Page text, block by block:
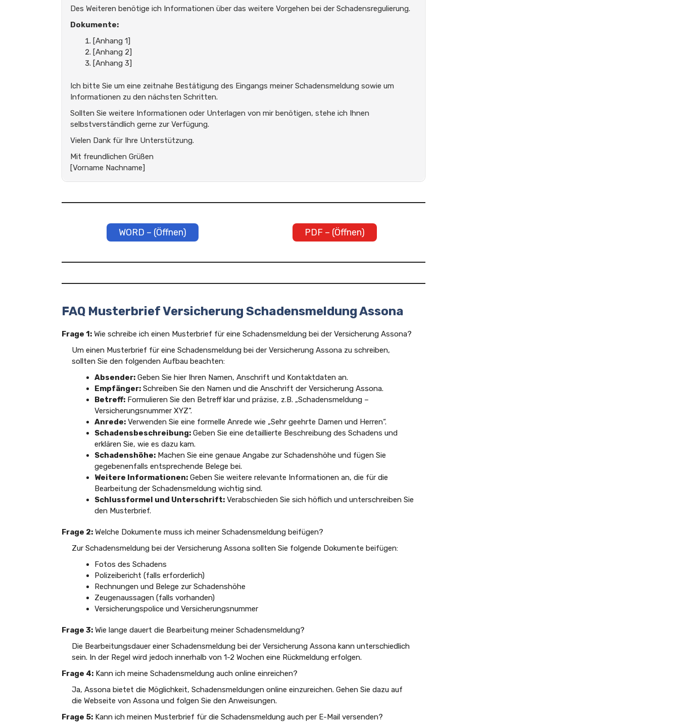
Des Weiteren benötige ich Informationen über das weitere Vorgehen bei der Schadensregulierung.
Dokumente:
[Anhang 1]
[Anhang 2]
[Anhang 3]
Ich bitte Sie um eine zeitnahe Bestätigung des Eingangs meiner Schadensmeldung sowie um
Informationen zu den nächsten Schritten.
Sollten Sie weitere Informationen oder Unterlagen von mir benötigen, stehe ich Ihnen
selbstverständlich gerne zur Verfügung.
Vielen Dank für Ihre Unterstützung.
Mit freundlichen Grüßen
[Vorname Nachname]
WORD – (Öffnen) PDF – (Öffnen)
FAQ Musterbrief Versicherung Schadensmeldung Assona
Frage 1: Wie schreibe ich einen Musterbrief für eine Schadensmeldung bei der Versicherung Assona?
Um einen Musterbrief für eine Schadensmeldung bei der Versicherung Assona zu schreiben,
sollten Sie den folgenden Aufbau beachten:
Absender: Geben Sie hier Ihren Namen, Anschrift und Kontaktdaten an.
Empfänger: Schreiben Sie den Namen und die Anschrift der Versicherung Assona.
Betreff: Formulieren Sie den Betreff klar und präzise, z.B. „Schadensmeldung –
Versicherungsnummer XYZ“.
Anrede: Verwenden Sie eine formelle Anrede wie „Sehr geehrte Damen und Herren“.
Schadensbeschreibung: Geben Sie eine detaillierte Beschreibung des Schadens und
erklären Sie, wie es dazu kam.
Schadenshöhe: Machen Sie eine genaue Angabe zur Schadenshöhe und fügen Sie
gegebenenfalls entsprechende Belege bei.
Weitere Informationen: Geben Sie weitere relevante Informationen an, die für die
Bearbeitung der Schadensmeldung wichtig sind.
Schlussformel und Unterschrift: Verabschieden Sie sich höflich und unterschreiben Sie
den Musterbrief.
Frage 2: Welche Dokumente muss ich meiner Schadensmeldung beifügen?
Zur Schadensmeldung bei der Versicherung Assona sollten Sie folgende Dokumente beifügen:
Fotos des Schadens
Polizeibericht (falls erforderlich)
Rechnungen und Belege zur Schadenshöhe
Zeugenaussagen (falls vorhanden)
Versicherungspolice und Versicherungsnummer
Frage 3: Wie lange dauert die Bearbeitung meiner Schadensmeldung?
Die Bearbeitungsdauer einer Schadensmeldung bei der Versicherung Assona kann unterschiedlich
sein. In der Regel wird jedoch innerhalb von 1-2 Wochen eine Rückmeldung erfolgen.
Frage 4: Kann ich meine Schadensmeldung auch online einreichen?
Ja, Assona bietet die Möglichkeit, Schadensmeldungen online einzureichen. Gehen Sie dazu auf
die Webseite von Assona und folgen Sie den Anweisungen.
Frage 5: Kann ich meinen Musterbrief für die Schadensmeldung auch per E-Mail versenden?